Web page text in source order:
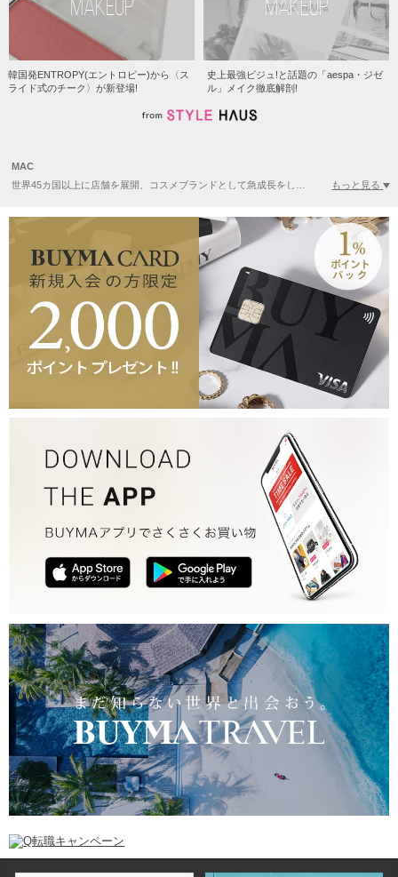
MAKEUP
韓国発ENTROPY(エントロピー)から〈ス
ライド式のチーク〉が新登場!
MAKEUP
史上最強ビジュ!と話題の「aespa・ジゼ
ル」メイク徹底解剖!
MAC
もっと見る